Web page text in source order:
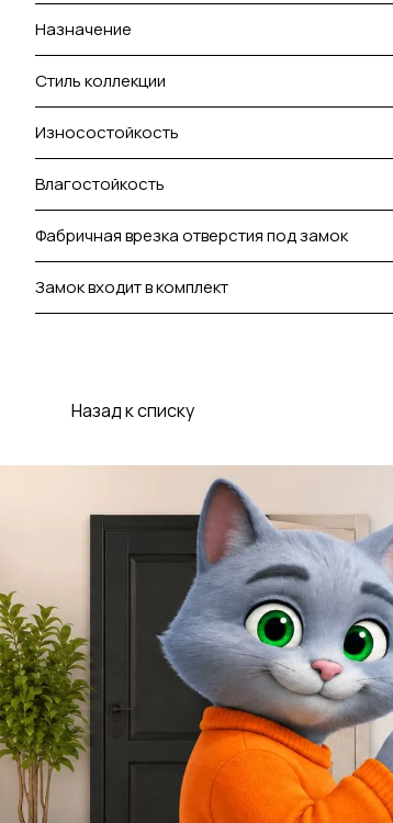
Назначение
Стиль коллекции
Износостойкость
Влагостойкость
Фабричная врезка отверстия под замок
Замок входит в комплект
Назад к списку